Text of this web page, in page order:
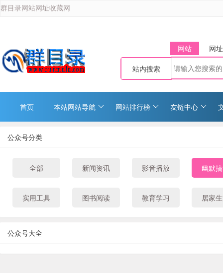
群目录网站网址收藏网
网站 网址
站内搜索
首页 本站网站导航 网站排行榜 友链中心
公众号分类
全部 新闻资讯 影音播放 幽默
实用工具 图书阅读 教育学习 居家
公众号大全